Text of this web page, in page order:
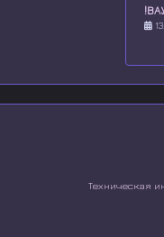
Техническая